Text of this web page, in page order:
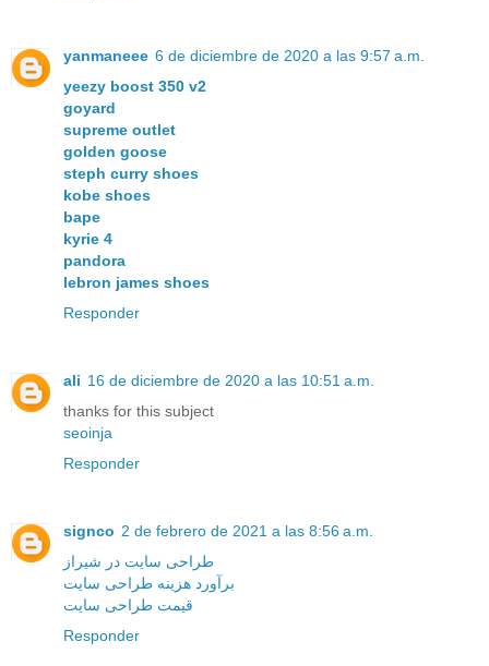
yanmaneee 6 de diciembre de 2020 a las 9:57 a.m.
yeezy boost 350 v2
goyard
supreme outlet
golden goose
steph curry shoes
kobe shoes
bape
kyrie 4
pandora
lebron james shoes
Responder
ali 16 de diciembre de 2020 a las 10:51 a.m.
thanks for this subject
seoinja
Responder
signco 2 de febrero de 2021 a las 8:56 a.m.
طراحی سایت در شیراز
برآورد هزینه طراحی سایت
قیمت طراحی سایت
Responder